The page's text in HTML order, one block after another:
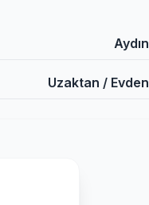
Aydın
Uzaktan / Evden